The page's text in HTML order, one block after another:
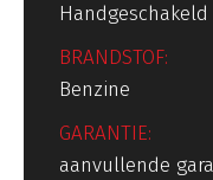
Handgeschakeld
BRANDSTOF:
Benzine
GARANTIE:
aanvullende